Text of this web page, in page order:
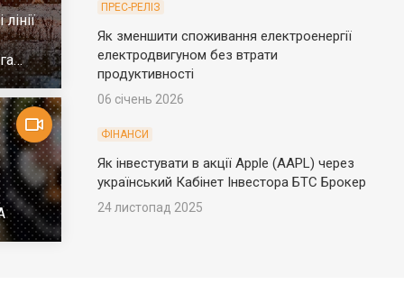
ПРЕС-РЕЛІЗ
Як зменшити споживання електроенергії
електродвигуном без втрати
продуктивності
06 січень 2026
ФІНАНСИ
Як інвестувати в акції Apple (AAPL) через
український Кабінет Інвестора БТС Брокер
24 листопад 2025